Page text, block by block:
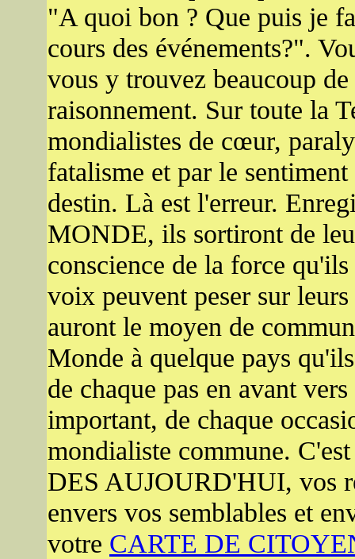
"A quoi bon ? Que puis je
cours des événements?".
vous y trouvez beaucoup
raisonnement. Sur toute la
mondialistes de cœur,
fatalisme et par le
destin. Là est l'erreur.
MONDE, ils sortiront de
conscience de la force
voix peuvent peser sur
auront le moyen de
Monde à quelque pays
de chaque pas en avant
important, de chaque
mondialiste commune.
DES AUJOURD'HUI, vos
envers vos semblables et
votre CARTE DE